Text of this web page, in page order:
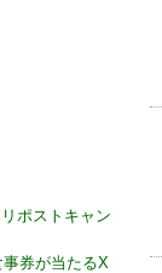
ポストキャン
事券が当たるX